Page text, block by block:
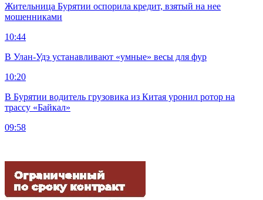
Жительница Бурятии оспорила кредит, взятый на нее
мошенниками
10:44
В Улан-Удэ устанавливают «умные» весы для фур
10:20
В Бурятии водитель грузовика из Китая уронил ротор на
трассу «Байкал»
09:58